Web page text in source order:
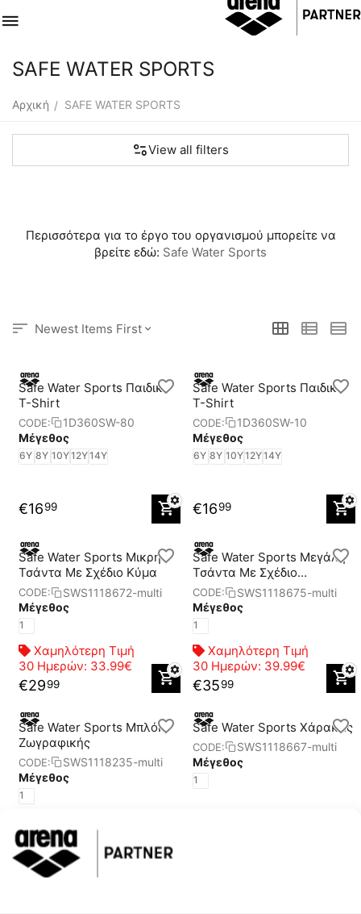
SAFE WATER SPORTS
Αρχική / SAFE WATER SPORTS
View all filters
Περισσότερα για το έργο του οργανισμού μπορείτε να
βρείτε εδώ: Safe Water Sports
Newest Items First
Safe Water Sports Παιδικό
T-Shirt
CODE:
1D360SW-80
Μέγεθος
6Y 8Y 10Y12Y14Y
€1699
Safe Water Sports Παιδικό
T-Shirt
CODE:
1D360SW-10
Μέγεθος
6Y 8Y 10Y12Y14Y
€1699
Safe Water Sports Μικρή
Τσάντα Με Σχέδιο Κύμα
CODE:
SWS1118672-multi
Μέγεθος
1
Χαμηλότερη Τιμή
30 Ημερών: 33.99€
€2999
Safe Water Sports Μεγάλη
Τσάντα Με Σχέδιο
Χταπόδιος
CODE:
SWS1118675-multi
Μέγεθος
1
Χαμηλότερη Τιμή
30 Ημερών: 39.99€
€3599
Safe Water Sports Μπλόκ
Ζωγραφικής
CODE:
SWS1118235-multi
Μέγεθος
1
€249
Safe Water Sports Χάρακας
CODE:
SWS1118667-multi
Μέγεθος
1